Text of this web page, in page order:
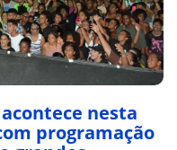
nesta
programação